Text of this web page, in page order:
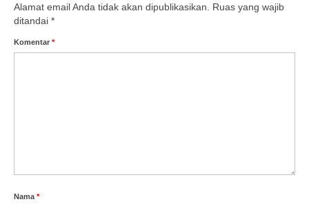
Alamat email Anda tidak akan dipublikasikan.
Ruas yang wajib
ditandai *
Komentar *
Nama *